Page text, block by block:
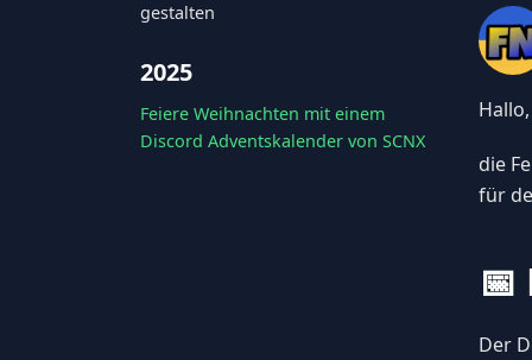
gestalten
2025
Feiere Weihnachten mit einem
Discord Adventskalender von SCNX
Hallo,
die
für
Der